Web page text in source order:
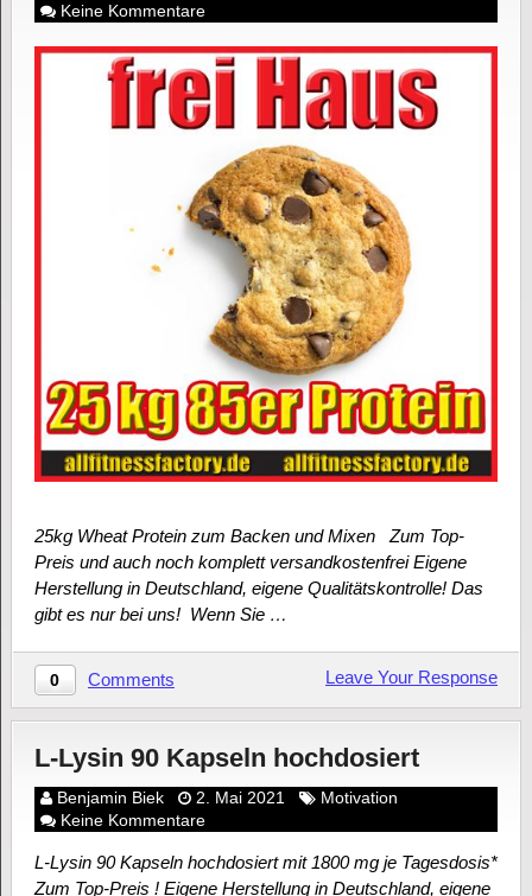
Keine Kommentare
25kg Wheat Protein zum Backen und Mixen Zum Top-
Preis und auch noch komplett versandkostenfrei Eigene
Herstellung in Deutschland, eigene Qualitätskontrolle! Das
gibt es nur bei uns! Wenn Sie …
0 Comments Leave Your Response
L-Lysin 90 Kapseln hochdosiert
Benjamin Biek 2. Mai 2021
Motivation
Keine Kommentare
L-Lysin 90 Kapseln hochdosiert mit 1800 mg je Tagesdosis*
Zum Top-Preis ! Eigene Herstellung in Deutschland, eigene